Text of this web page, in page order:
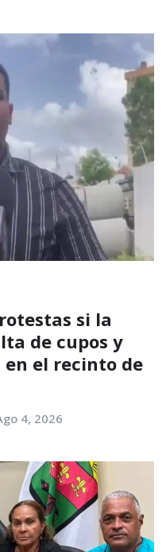
si la
de cupos y
el recinto de
4, 2026